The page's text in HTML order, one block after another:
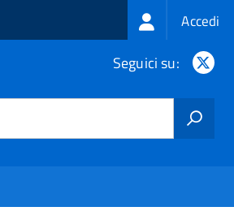
Login
menu
Accedi
Seguici su: